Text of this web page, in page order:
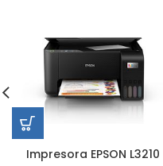
Impresora EPSON L3210